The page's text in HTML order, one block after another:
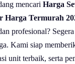
mencari Harga
Harga Termurah
profesional?
Kami siap
unit terbaik, serta